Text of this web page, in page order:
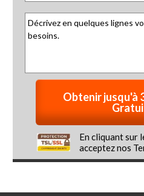
En cliquant sur
acceptez nos